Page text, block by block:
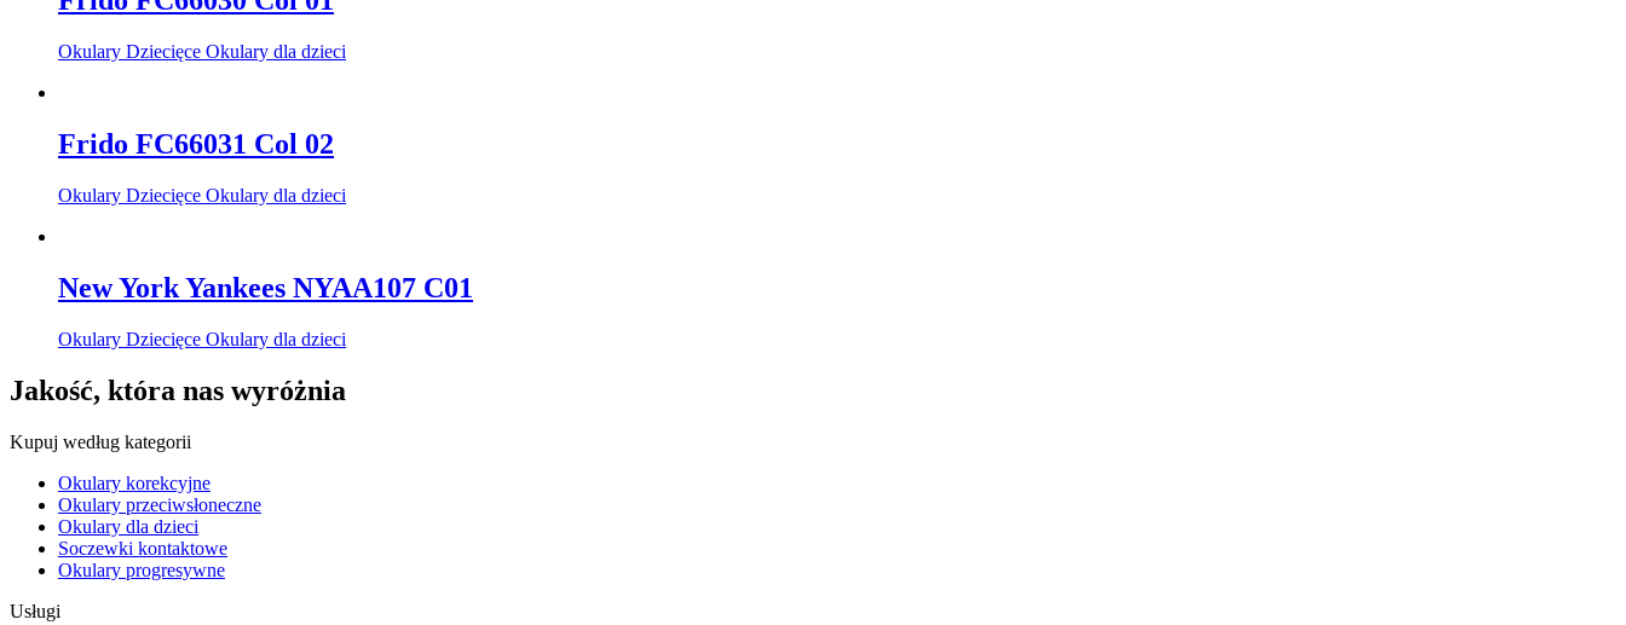
Okulary Dziecięce Okulary dla dzieci
Frido FC66031 Col 02
Okulary Dziecięce Okulary dla dzieci
New York Yankees NYAA107 C01
Okulary Dziecięce Okulary dla dzieci
Jakość, która nas wyróżnia
Kupuj według kategorii
Okulary korekcyjne
Okulary przeciwsłoneczne
Okulary dla dzieci
Soczewki kontaktowe
Okulary progresywne
Usługi